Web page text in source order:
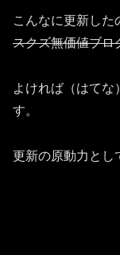
こんなに更新した
スクズ無価値ブロ
よければ（はてな
す。
更新の原動力と